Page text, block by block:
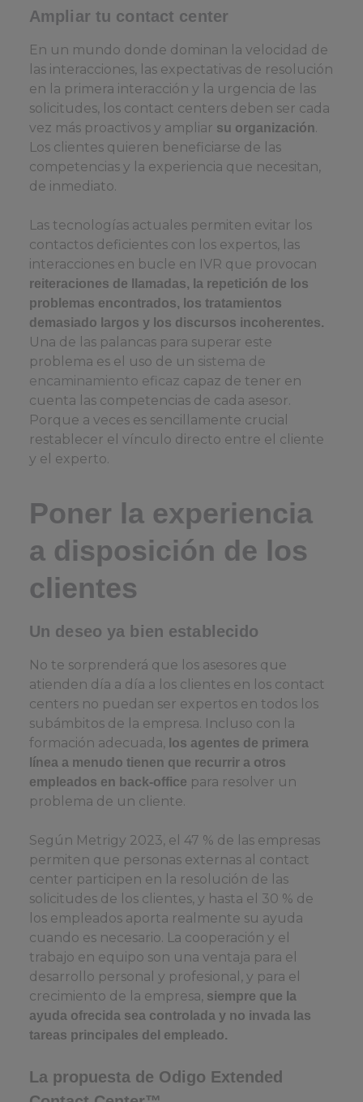
Ampliar tu contact center
En un mundo donde dominan la velocidad de
las interacciones, las expectativas de resolución
en la primera interacción y la urgencia de las
solicitudes, los contact centers deben ser cada
vez más proactivos y ampliar su organización.
Los clientes quieren beneficiarse de las
competencias y la experiencia que necesitan,
de inmediato.
Las tecnologías actuales permiten evitar los
contactos deficientes con los expertos, las
interacciones en bucle en IVR que provocan
reiteraciones de llamadas, la repetición de los
problemas encontrados, los tratamientos
demasiado largos y los discursos incoherentes.
Una de las palancas para superar este
problema es el uso de un sistema de
encaminamiento eficaz capaz de tener en
cuenta las competencias de cada asesor.
Porque a veces es sencillamente crucial
restablecer el vínculo directo entre el cliente
y el experto.
Poner la experiencia
a disposición de los
clientes
Un deseo ya bien establecido
No te sorprenderá que los asesores que
atienden día a día a los clientes en los contact
centers no puedan ser expertos en todos los
subámbitos de la empresa. Incluso con la
formación adecuada, los agentes de primera
línea a menudo tienen que recurrir a otros
empleados en back-office para resolver un
problema de un cliente.
Según Metrigy 2023, el 47 % de las empresas
permiten que personas externas al contact
center participen en la resolución de las
solicitudes de los clientes, y hasta el 30 % de
los empleados aporta realmente su ayuda
cuando es necesario. La cooperación y el
trabajo en equipo son una ventaja para el
desarrollo personal y profesional, y para el
crecimiento de la empresa, siempre que la
ayuda ofrecida sea controlada y no invada las
tareas principales del empleado.
La propuesta de Odigo Extended